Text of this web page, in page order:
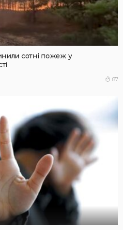
сотні пожеж у
87